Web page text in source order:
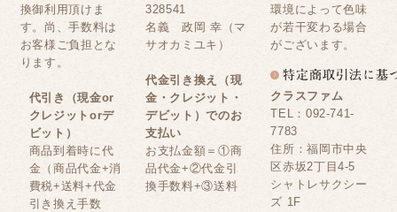
換御利用頂けま
す。尚、手数料は
お客様ご負担とな
ります。
代引き（現金or
クレジットorデ
ビット）
商品到着時に代
金（商品代金+消
費税+送料+代金
引き換え手数
328541
名義 政岡 幸（マ
サオカミユキ）
代金引き換え（現
金・クレジット・
デビット）でのお
支払い
お支払金額＝①商
品代金+②代金引
換手数料+③送料
環境によって色味
が若干変わる場合
がございます。
クラスファム
TEL：092-741-
7783
住所：福岡市中央
区赤坂2丁目4-5
シャトレサクシー
ズ 1F